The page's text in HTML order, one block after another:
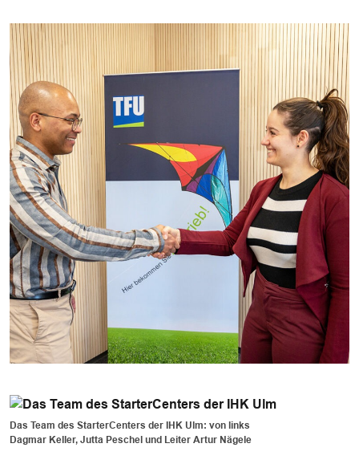
Das Team des StarterCenters der IHK Ulm: von links
Dagmar Keller, Jutta Peschel und Leiter Artur Nägele